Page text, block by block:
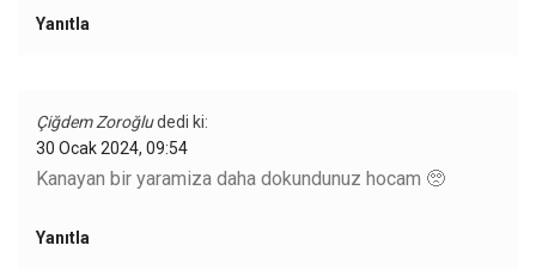
Yanıtla
Çiğdem Zoroğludedi ki:
30 Ocak 2024, 09:54
Kanayan bir yaramiza daha dokundunuz hocam 🥺
Yanıtla